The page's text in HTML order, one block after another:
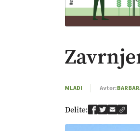
MLADI Avtor:
Delite: